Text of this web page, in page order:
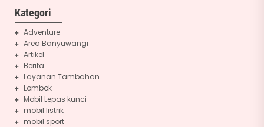
Kategori
Adventure
Area Banyuwangi
Artikel
Berita
Layanan Tambahan
Lombok
Mobil Lepas kunci
mobil listrik
mobil sport